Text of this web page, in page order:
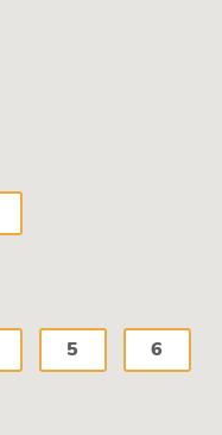
5 6